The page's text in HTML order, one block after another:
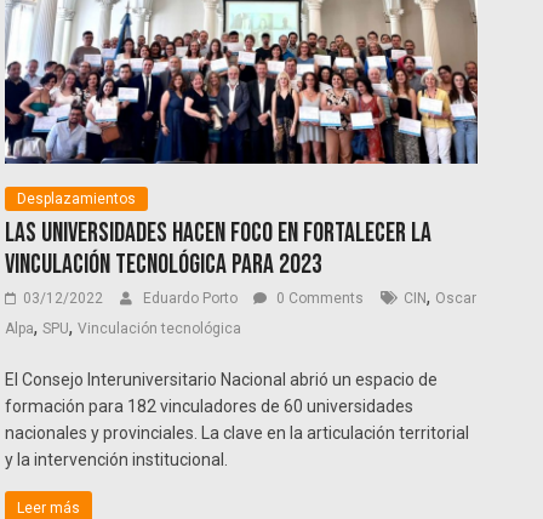
Desplazamientos
Las universidades hacen foco en fortalecer la
vinculación tecnológica para 2023
03/12/2022 Eduardo Porto 0 Comments CIN, Oscar
Alpa,SPU,Vinculación tecnológica
El Consejo Interuniversitario Nacional abrió un espacio de
formación para 182 vinculadores de 60 universidades
nacionales y provinciales. La clave en la articulación territorial
y la intervención institucional.
Leer más